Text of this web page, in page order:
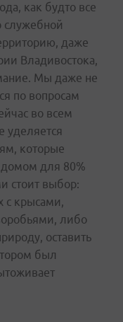
как будто все
служебной
даже
Владивостока,
Мы даже не
по вопросам
во всем
уделяется
которые
домом для 80%
стоит выбор:
с крысами,
либо
оставить
был